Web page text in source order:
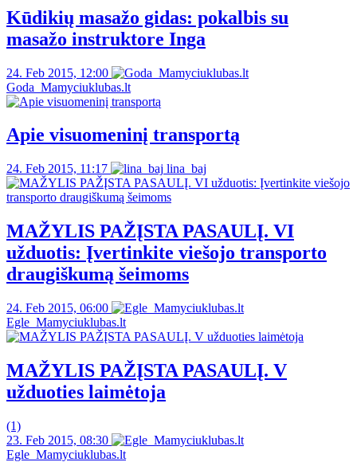
Kūdikių masažo gidas: pokalbis su
masažo instruktore Inga
24. Feb 2015, 12:00
Goda_Mamyciuklubas.lt
Apie visuomeninį transportą
24. Feb 2015, 11:17 lina_baj
MAŽYLIS PAŽĮSTA PASAULĮ. VI
užduotis: Įvertinkite viešojo transporto
draugiškumą šeimoms
24. Feb 2015, 06:00
Egle_Mamyciuklubas.lt
MAŽYLIS PAŽĮSTA PASAULĮ. V
užduoties laimėtoja
(1)
23. Feb 2015, 08:30
Egle_Mamyciuklubas.lt